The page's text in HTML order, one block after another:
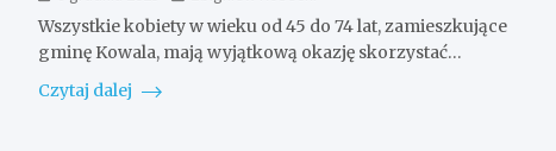
Wszystkie kobiety w wieku od 45 do 74 lat, zamieszkujące
gminę Kowala, mają wyjątkową okazję skorzystać…
Czytaj dalej